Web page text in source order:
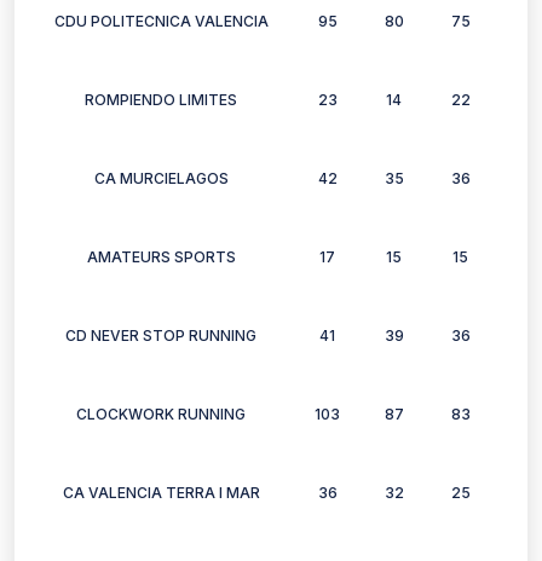
CDU POLITECNICA VALENCIA 95 80 75
ROMPIENDO LIMITES 23 14 22
CA MURCIELAGOS 42 35 36
AMATEURS SPORTS 17 15 15
CD NEVER STOP RUNNING 41 39 36
CLOCKWORK RUNNING 103 87 83
CA VALENCIA TERRA I MAR 36 32 25